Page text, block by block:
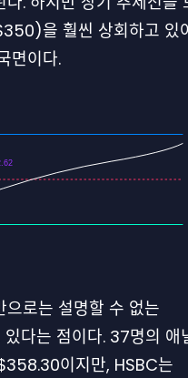
을 훨씬 상회하고 있
면이다.
로는 설명할 수 없는
다는 점이다. 37명의 애
이지만, HSBC는